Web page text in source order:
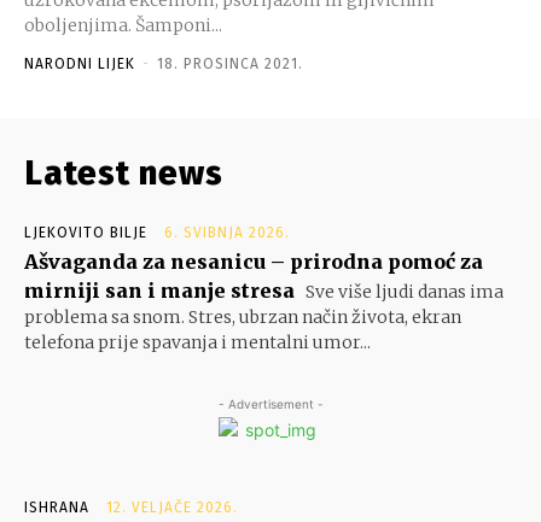
oboljenjima. Šamponi...
NARODNI LIJEK - 18. PROSINCA 2021.
Latest news
LJEKOVITO BILJE 6. SVIBNJA 2026.
Ašvaganda za nesanicu – prirodna pomoć za
mirniji san i manje stresa Sve više ljudi danas ima
problema sa snom. Stres, ubrzan način života, ekran
telefona prije spavanja i mentalni umor...
- Advertisement -
ISHRANA 12. VELJAČE 2026.